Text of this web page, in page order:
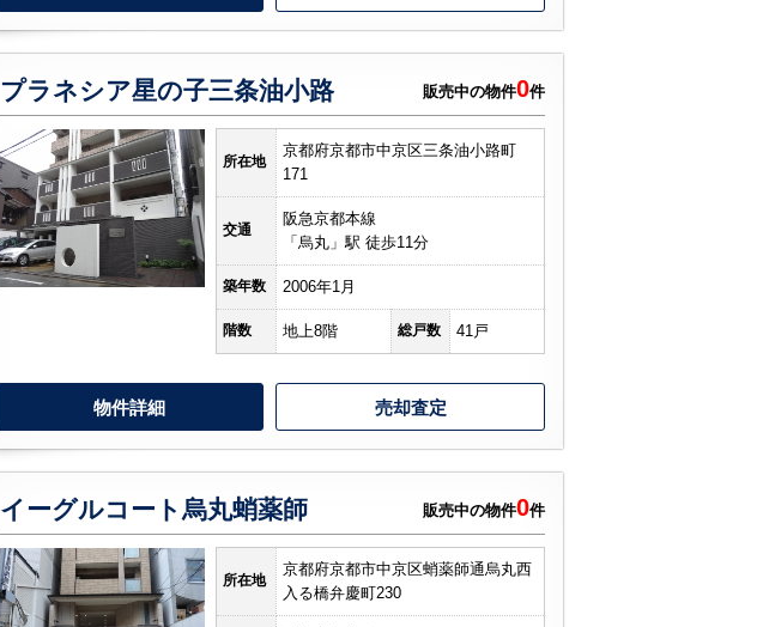
プラネシア星の子三条油小路 販売中の物件0件
所在地
京都府京都市中京区三条油小路町
171
交通
阪急京都本線
「烏丸」駅 徒歩11分
築年数 2006年1月
階数 地上8階 総戸数 41戸
物件詳細 売却査定
イーグルコート烏丸蛸薬師 販売中の物件0件
所在地
京都府京都市中京区蛸薬師通烏丸西
入る橋弁慶町230